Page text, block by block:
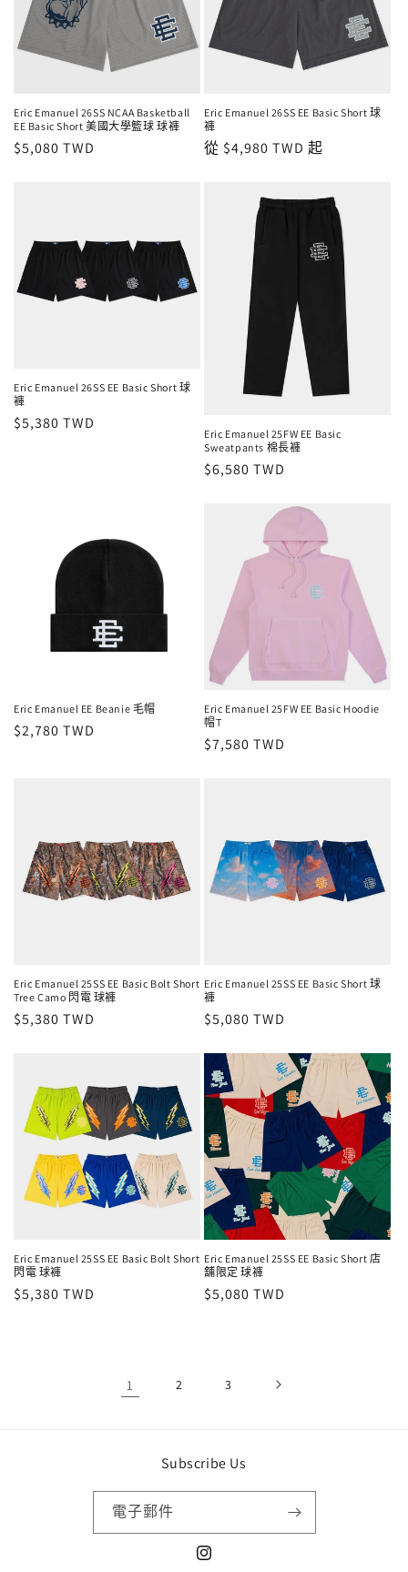
Eric Emanuel 26SS NCAA Basketball
EE Basic Short 美國大學籃球 球褲
定
$5,080 TWD
Eric Emanuel 26SS EE Basic Short 球
褲
定
從 $4,980 TWD 起
Eric Emanuel 26SS EE Basic Short 球
褲
定
$5,380 TWD
Eric Emanuel 25FW EE Basic
Sweatpants 棉長褲
定
$6,580 TWD
Eric Emanuel EE Beanie 毛帽
定
$2,780 TWD
Eric Emanuel 25FW EE Basic Hoodie
帽T
定
$7,580 TWD
Eric Emanuel 25SS EE Basic Bolt Short
Tree Camo 閃電 球褲
定
$5,380 TWD
Eric Emanuel 25SS EE Basic Short 球
褲
定
$5,080 TWD
Eric Emanuel 25SS EE Basic Bolt Short
閃電 球褲
定
$5,380 TWD
Eric Emanuel 25SS EE Basic Short 店
舖限定 球褲
定
$5,080 TWD
1 2 3
Subscribe Us
電子郵件
Instagram